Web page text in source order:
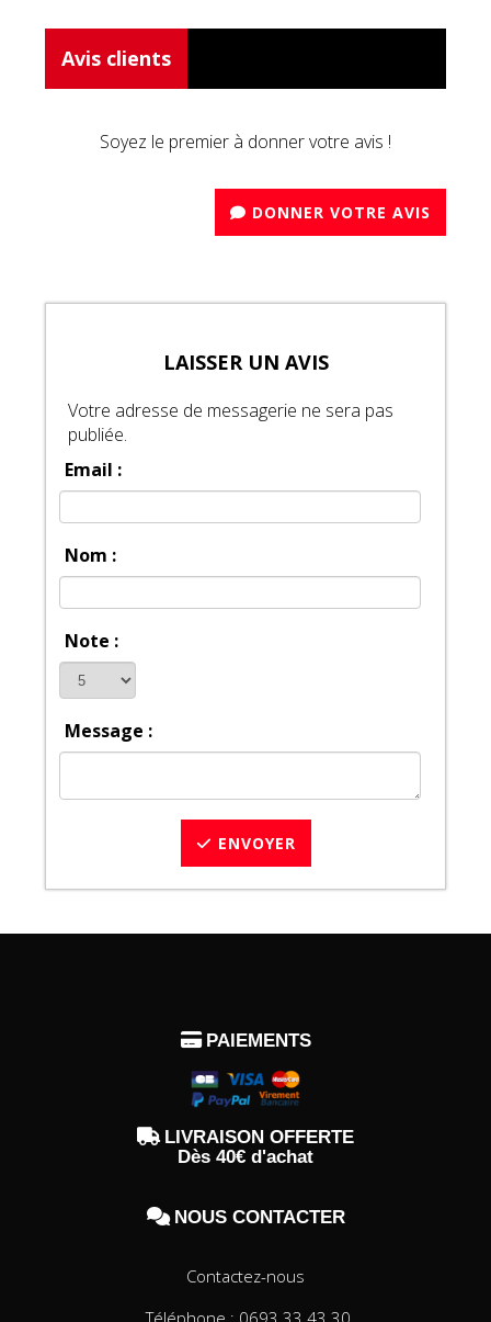
Avis clients
Soyez le premier à donner votre avis !
DONNER VOTRE AVIS
LAISSER UN AVIS
Votre adresse de messagerie ne sera pas
publiée.
Email :
Nom :
Note :
Message :
ENVOYER
 PAIEMENTS
 LIVRAISON OFFERTE
Dès 40€ d'achat
 NOUS CONTACTER
Contactez-nous
Téléphone : 0693.33.43.30